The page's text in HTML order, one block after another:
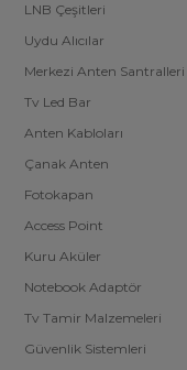
LNB Çeşitleri
Uydu Alıcılar
Merkezi Anten Santralleri
Tv Led Bar
Anten Kabloları
Çanak Anten
Fotokapan
Access Point
Kuru Aküler
Notebook Adaptör
Tv Tamir Malzemeleri
Güvenlik Sistemleri